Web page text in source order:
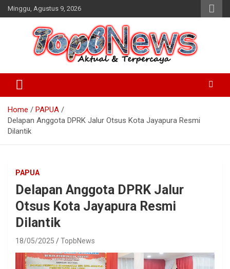
Skip
to
Minggu, Agustus 9, 2026
Home
PAPUA
Delapan Anggota DPRK Jalur Otsus Kota Jayapura Resmi
Dilantik
PAPUA
Delapan Anggota DPRK Jalur
Otsus Kota Jayapura Resmi
Dilantik
18/05/2025 TopbNews